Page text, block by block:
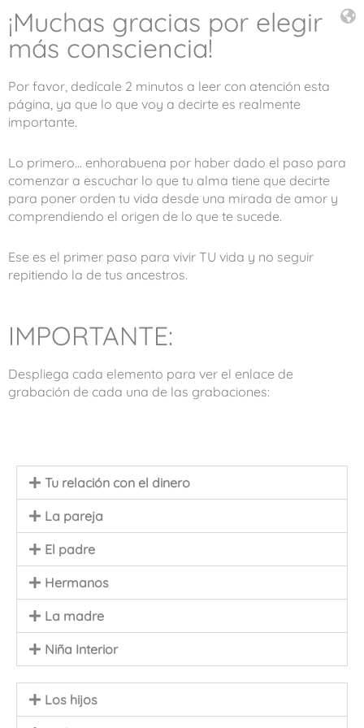
¡Muchas gracias por elegir
más consciencia!
Por favor, dedícale 2 minutos a leer con atención esta
página, ya que lo que voy a decirte es realmente
importante.
Lo primero… enhorabuena por haber dado el paso para
comenzar a escuchar lo que tu alma tiene que decirte
para poner orden tu vida desde una mirada de amor y
comprendiendo el origen de lo que te sucede.
Ese es el primer paso para vivir TU vida y no seguir
repitiendo la de tus ancestros.
IMPORTANTE:
Despliega cada elemento para ver el enlace de
grabación de cada una de las grabaciones:
Tu relación con el dinero
La pareja
El padre
Hermanos
La madre
Niña Interior
Los hijos